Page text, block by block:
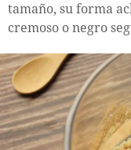
tamaño, su forma
cremoso o negro